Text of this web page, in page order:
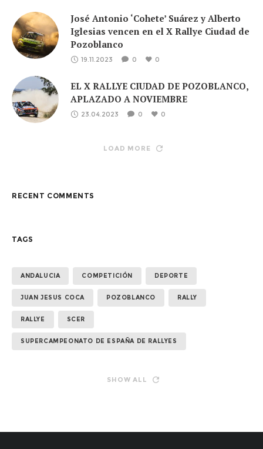
José Antonio ‘Cohete’ Suárez y Alberto
Iglesias vencen en el X Rallye Ciudad de
Pozoblanco
19.11.2023 0 0
EL X RALLYE CIUDAD DE POZOBLANCO,
APLAZADO A NOVIEMBRE
23.04.2023 0 0
LOAD MORE
RECENT COMMENTS
TAGS
ANDALUCIA COMPETICIÓN DEPORTE
JUAN JESUS COCA POZOBLANCO RALLY
RALLYE SCER
SUPERCAMPEONATO DE ESPAÑA DE RALLYES
SHOW ALL